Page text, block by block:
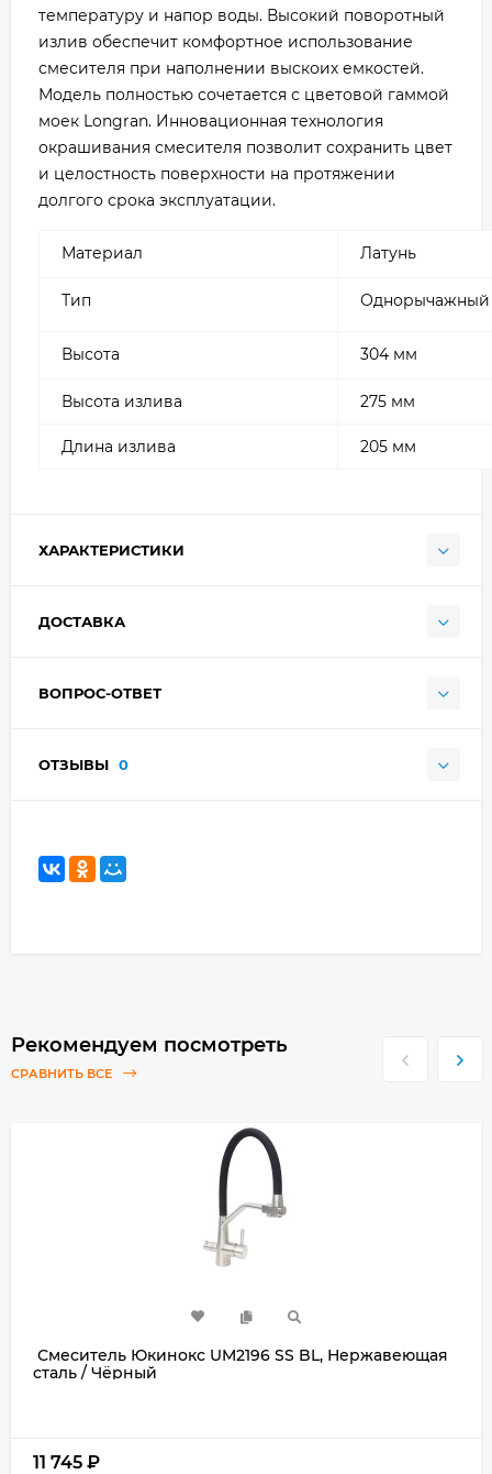
температуру и напор воды. Высокий поворотный
излив обеспечит комфортное использование
смесителя при наполнении выскоих емкостей.
Модель полностью сочетается с цветовой гаммой
моек Longran. Инновационная технология
окрашивания смесителя позволит сохранить цвет
и целостность поверхности на протяжении
долгого срока эксплуатации.
Материал Латунь
Тип Однорычажный
Высота 304 мм
Высота излива 275 мм
Длина излива 205 мм
ХАРАКТЕРИСТИКИ
ДОСТАВКА
ВОПРОС-ОТВЕТ
ОТЗЫВЫ 0
Рекомендуем посмотреть
СРАВНИТЬ ВСЕ
Смеситель Юкинокс UM2196 SS BL, Нержавеющая
сталь / Чёрный
11 745 ₽